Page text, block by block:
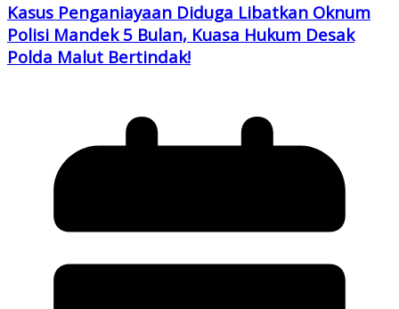
Kasus Penganiayaan Diduga Libatkan Oknum
Polisi Mandek 5 Bulan, Kuasa Hukum Desak
Polda Malut Bertindak!